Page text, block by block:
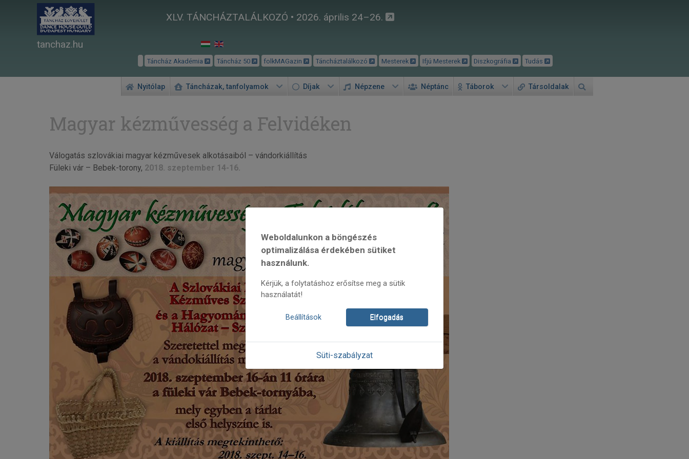
XLV. TÁNCHÁZTALÁLKOZÓ • 2026. április 24–26.
tanchaz.hu
Táncház Akadémia Táncház 50 folkMAGazin Táncháztalálkozó Mesterek Ifjú Mesterek Diszkográfia Tudás
Nyitólap Táncházak, tanfolyamok Díjak Népzene Néptánc Táborok Társoldalak
Magyar kézművesség a Felvidéken
Válogatás szlovákiai magyar kézművesek alkotásaiból – vándorkiállítás
Füleki vár – Bebek-torony, 2018. szeptember 14-16.
Weboldalunkon a böngészés
optimalizálása érdekében sütiket
használunk.
Kérjük, a folytatáshoz erősítse meg a sütik
használatát!
Beállítások Elfogadás
Süti-szabályzat